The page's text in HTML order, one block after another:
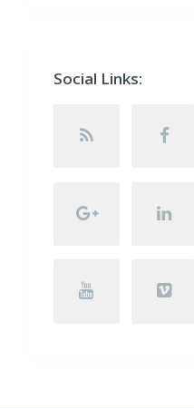
Social Links: